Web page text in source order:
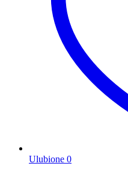
Ulubione 0